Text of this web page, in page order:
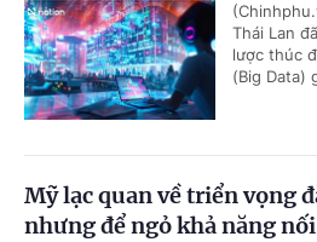
Thái Lan
lược thúc
(Big Data)
Mỹ lạc quan về triển vọng
nhưng để ngỏ khả năng